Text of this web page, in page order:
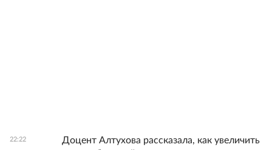
22:22
Доцент Алтухова рассказала, как увеличить